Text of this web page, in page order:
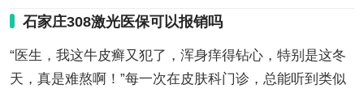
石家庄308激光医保可以报销吗
“医生，我这牛皮癣又犯了，浑身痒得钻心，特别是这冬
天，真是难熬啊！”每一次在皮肤科门诊，总能听到类似